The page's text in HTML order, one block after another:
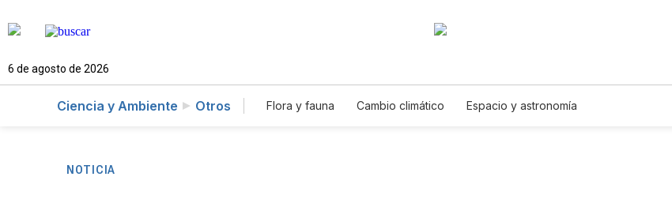
6 de agosto de 2026
Ciencia y Ambiente Otros Flora y fauna Cambio climático Espacio y astronomía
NOTICIA